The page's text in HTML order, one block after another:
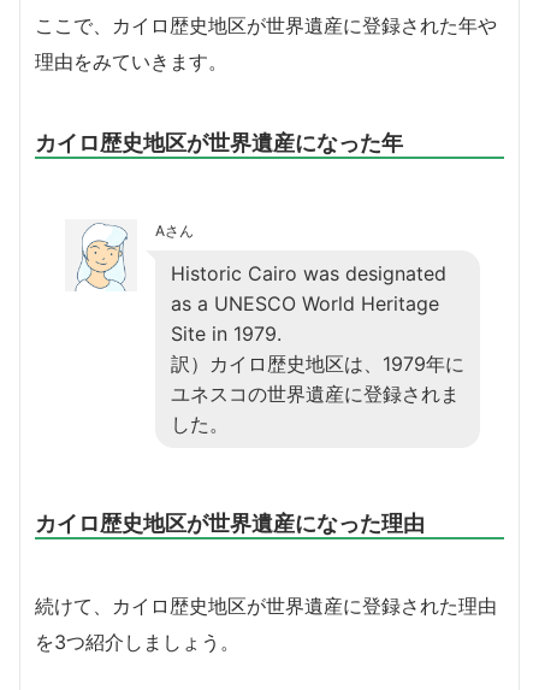
ここで、カイロ歴史地区が世界遺産に登録された年や
理由をみていきます。
カイロ歴史地区が世界遺産になった年
Aさん
Historic Cairo was designated
as a UNESCO World Heritage
Site in 1979.
訳）カイロ歴史地区は、1979年に
ユネスコの世界遺産に登録されま
した。
カイロ歴史地区が世界遺産になった理由
続けて、カイロ歴史地区が世界遺産に登録された理由
を3つ紹介しましょう。